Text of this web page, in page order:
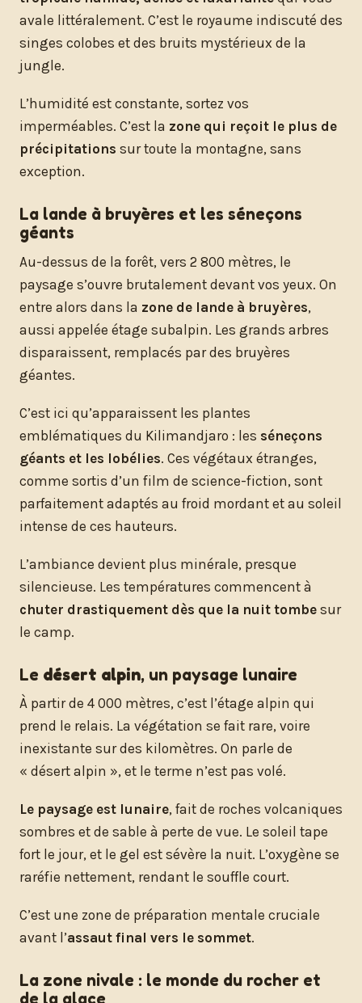
avale littéralement. C’est le royaume indiscuté des
singes colobes et des bruits mystérieux de la
jungle.
L’humidité est constante, sortez vos
imperméables. C’est la zone qui reçoit le plus de
précipitations sur toute la montagne, sans
exception.
La lande à bruyères et les séneçons
géants
Au-dessus de la forêt, vers 2 800 mètres, le
paysage s’ouvre brutalement devant vos yeux. On
entre alors dans la zone de lande à bruyères,
aussi appelée étage subalpin. Les grands arbres
disparaissent, remplacés par des bruyères
géantes.
C’est ici qu’apparaissent les plantes
emblématiques du Kilimandjaro : les séneçons
géants et les lobélies. Ces végétaux étranges,
comme sortis d’un film de science-fiction, sont
parfaitement adaptés au froid mordant et au soleil
intense de ces hauteurs.
L’ambiance devient plus minérale, presque
silencieuse. Les températures commencent à
chuter drastiquement dès que la nuit tombe sur
le camp.
Le désert alpin, un paysage lunaire
À partir de 4 000 mètres, c’est l’étage alpin qui
prend le relais. La végétation se fait rare, voire
inexistante sur des kilomètres. On parle de
« désert alpin », et le terme n’est pas volé.
Le paysage est lunaire, fait de roches volcaniques
sombres et de sable à perte de vue. Le soleil tape
fort le jour, et le gel est sévère la nuit. L’oxygène se
raréfie nettement, rendant le souffle court.
C’est une zone de préparation mentale cruciale
avant l’assaut final vers le sommet.
La zone nivale : le monde du rocher et
de la glace